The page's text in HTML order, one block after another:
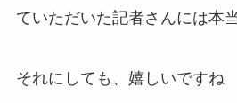
ていただいた記者さんには本
それにしても、嬉しいですね